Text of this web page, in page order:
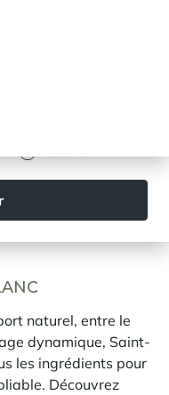
naturel, entre le
dynamique, Saint-
les ingrédients pour
Découvrez